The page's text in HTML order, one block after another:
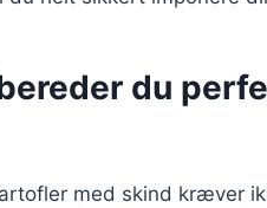
du
med skind kræver